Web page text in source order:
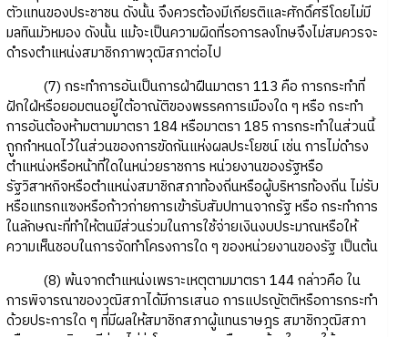
ตัวแทนของประชาชน ดังนั้น จึงควรต้องมีเกียรติและศักดิ์ศรีโดยไม่มี
มลทินมัวหมอง ดังนั้น แม้จะเป็นความผิดที่รอการลงโทษจึงไม่สมควรจะ
ดำรงตำแหน่งสมาชิกภาพวุฒิสภาต่อไป
(7) กระทำการอันเป็นการฝ่าฝืนมาตรา 113 คือ การกระทำที่
ฝักใฝ่หรือยอมตนอยู่ใต้อาณัติของพรรคการเมืองใด ๆ หรือ กระทำ
การอันต้องห้ามตามมาตรา 184 หรือมาตรา 185 การกระทำในส่วนนี้
ถูกกำหนดไว้ในส่วนของการขัดกันแห่งผลประโยชน์ เช่น การไม่ดำรง
ตำแหน่งหรือหน้าที่ใดในหน่วยราชการ หน่วยงานของรัฐหรือ
รัฐวิสาหกิจหรือตำแหน่งสมาชิกสภาท้องถิ่นหรือผู้บริหารท้องถิ่น ไม่รับ
หรือแทรกแซงหรือก้าวก่ายการเข้ารับสัมปทานจากรัฐ หรือ กระทำการ
ในลักษณะที่ทำให้ตนมีส่วนร่วมในการใช้จ่ายเงินงบประมาณหรือให้
ความเห็นชอบในการจัดทำโครงการใด ๆ ของหน่วยงานของรัฐ เป็นต้น
(8) พ้นจากตำแหน่งเพราะเหตุตามมาตรา 144 กล่าวคือ ใน
การพิจารณาของวุฒิสภาได้มีการเสนอ การแปรญัตติหรือการกระทำ
ด้วยประการใด ๆ ที่มีผลให้สมาชิกสภาผู้แทนราษฎร สมาชิกวุฒิสภา